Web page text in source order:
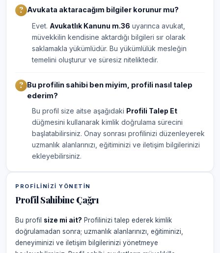
Avukata aktaracağım bilgiler korunur mu?
Evet. Avukatlık Kanunu m.36 uyarınca avukat,
müvekkilin kendisine aktardığı bilgileri sır olarak
saklamakla yükümlüdür. Bu yükümlülük mesleğin
temelini oluşturur ve süresiz niteliktedir.
Bu profilin sahibi ben miyim, profili nasıl talep
ederim?
Bu profil size aitse aşağıdaki Profili Talep Et
düğmesini kullanarak kimlik doğrulama sürecini
başlatabilirsiniz. Onay sonrası profilinizi düzenleyerek
uzmanlık alanlarınızı, eğitiminizi ve iletişim bilgilerinizi
ekleyebilirsiniz.
PROFILINIZI YÖNETIN
Profil Sahibine Çağrı
Bu profil size mi ait? Profilinizi talep ederek kimlik
doğrulamadan sonra; uzmanlık alanlarınızı, eğitiminizi,
deneyiminizi ve iletişim bilgilerinizi yönetmeye